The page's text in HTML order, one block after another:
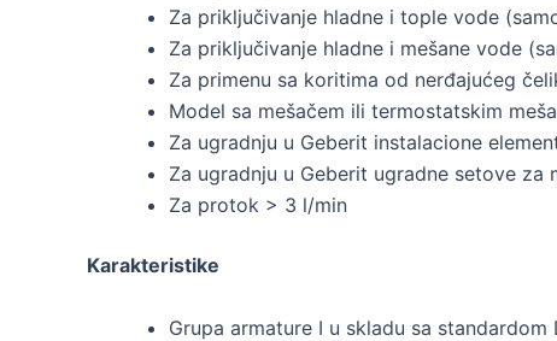
Za priključivanje hladne i tople vode
Za priključivanje hladne i mešane vode
Za primenu sa koritima od nerđajućeg
Model sa mešačem ili termostatskim
Za ugradnju u Geberit instalacione
Za ugradnju u Geberit ugradne setove
Za protok > 3 l/min
Karakteristike
Grupa armature I u skladu sa standardom